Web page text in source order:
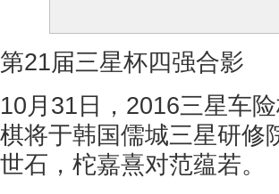
第21届三星杯四强合影
10月31日，2016三星车
棋将于韩国儒城三星研修
世石，柁嘉熹对范蕴若。